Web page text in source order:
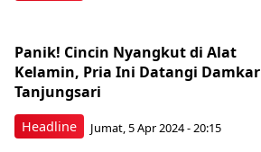
Headline
Panik! Cincin Nyangkut di Alat
Kelamin, Pria Ini Datangi Damkar
Tanjungsari
Jumat, 5 Apr 2024 - 20:15